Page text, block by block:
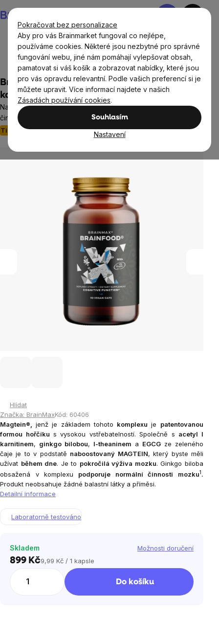
Pokračovat bez personalizace
Aby pro vás Brainmarket fungoval co nejlépe,
používáme cookies. Některé jsou nezbytné pro správné
fungování webu, jiné nám pomáhají vylepšovat obsah,
pamatovat si váš košík a zobrazovat nabídky, které jsou
pro vás opravdu relevantní. Podle vašich preferencí si je
můžete upravit. Více informací najdete v našich
Zásadách používání cookies.
Souhlasím
Nastavení
na
obsah
Nákupní
BrainMax® BrainMax® doplňky stravy
BrainMax BRAINFOOD®, 90 rostlinných
kapslí
Naše pokročilá výživa mozku pro podporu jeho správné
činnosti, doplněk stravy
Tip PaměťKoncentrace
Průměrné
produktu
z
5
hvězdiček.
16 hodnocení
Hlídat
Značka: BrainMaxKód: 60406
Magtein®, jenž je základem tohoto komplexu je patentovanou
formou hořčíku s vysokou vstřebatelností. Společně s acetyl l
karnitinem, ginkgo bilobou, l-theaninem a EGCG ze zeleného
čaje je to v podstatě naboostovaný MAGTEIN, který byste měli
užívat během dne. Je to pokročilá výživa mozku. Ginkgo biloba
obsažená v komplexu podporuje normální činnosti mozku1.
Produkt neobsahuje žádné balastní látky a příměsi.
Detailní informace
Laboratorně testováno
Skladem Možnosti doručení
899 KčMěrná
9,99 Kč / 1 kapsle
Do košíku